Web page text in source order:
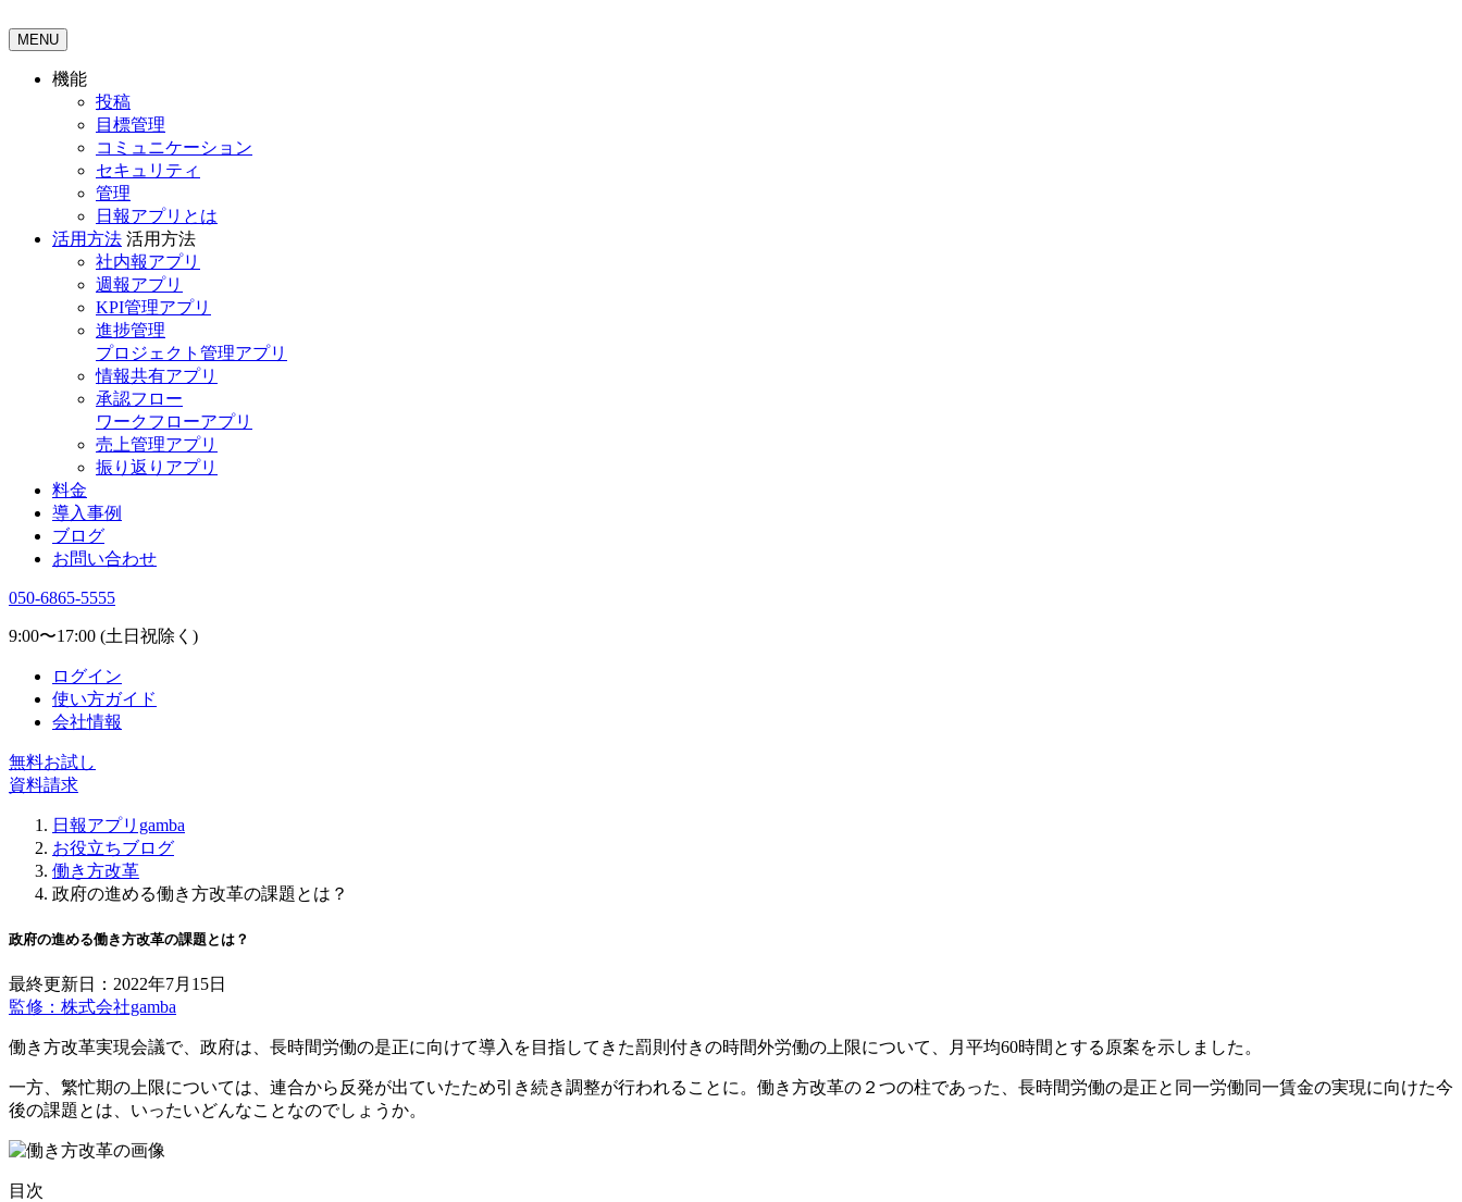
MENU
機能
投稿
目標管理
コミュニケーション
セキュリティ
管理
日報アプリとは
活用方法 活用方法
社内報アプリ
週報アプリ
KPI管理アプリ
進捗管理
プロジェクト管理アプリ
情報共有アプリ
承認フロー
ワークフローアプリ
売上管理アプリ
振り返りアプリ
料金
導入事例
ブログ
お問い合わせ
050-6865-5555
9:00〜17:00 (土日祝除く)
ログイン
使い方ガイド
会社情報
無料お試し
資料請求
日報アプリgamba
お役立ちブログ
働き方改革
政府の進める働き方改革の課題とは？
政府の進める働き方改革の課題とは？
最終更新日：2022年7月15日
監修：株式会社gamba
働き方改革実現会議で、政府は、長時間労働の是正に向けて導入を目指してきた罰則付きの時間外労働の上限について、月平均60時間とする原案を示しました。
一方、繁忙期の上限については、連合から反発が出ていたため引き続き調整が行われることに。働き方改革の２つの柱であった、長時間労働の是正と同一労働同一賃金の実現に向けた今
後の課題とは、いったいどんなことなのでしょうか。
目次